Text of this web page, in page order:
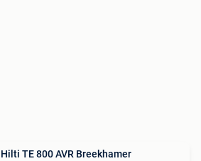
Hilti TE 800 AVR Breekhamer